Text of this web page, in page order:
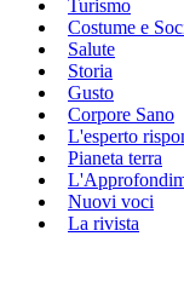
Turismo
Costume e
Salute
Storia
Gusto
Corpore Sano
L'esperto
Pianeta terra
Nuovi voci
La rivista